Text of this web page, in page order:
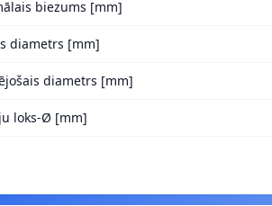
biezums [mm]
diametrs [mm]
diametrs [mm]
loks-Ø [mm]